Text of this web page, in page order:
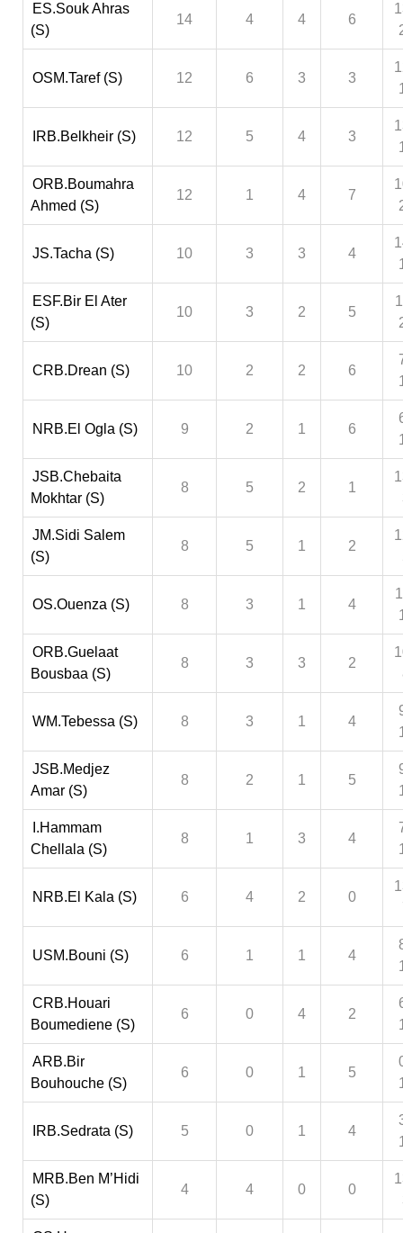
ES.Souk Ahras
(S)
14 4 4 6
OSM.Taref (S) 12 6 3 3
IRB.Belkheir (S) 12 5 4 3
ORB.Boumahra
Ahmed (S)
12 1 4 7
JS.Tacha (S) 10 3 3 4
ESF.Bir El Ater
(S)
10 3 2 5
CRB.Drean (S) 10 2 2 6
NRB.El Ogla (S) 9 2 1 6
JSB.Chebaita
Mokhtar (S)
8 5 2 1
JM.Sidi Salem
(S)
8 5 1 2
OS.Ouenza (S) 8 3 1 4
ORB.Guelaat
Bousbaa (S)
8 3 3 2
WM.Tebessa (S) 8 3 1 4
JSB.Medjez
Amar (S)
8 2 1 5
I.Hammam
Chellala (S)
8 1 3 4
NRB.El Kala (S) 6 4 2 0
USM.Bouni (S) 6 1 1 4
CRB.Houari
Boumediene (S)
6 0 4 2
ARB.Bir
Bouhouche (S)
6 0 1 5
IRB.Sedrata (S) 5 0 1 4
MRB.Ben M’Hidi
(S)
4 4 0 0